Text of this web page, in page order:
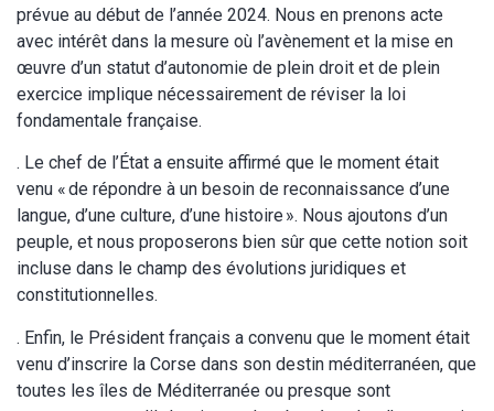
prévue au début de l’année 2024. Nous en prenons acte
avec intérêt dans la mesure où l’avènement et la mise en
œuvre d’un statut d’autonomie de plein droit et de plein
exercice implique nécessairement de réviser la loi
fondamentale française.
. Le chef de l’État a ensuite affirmé que le moment était
venu « de répondre à un besoin de reconnaissance d’une
langue, d’une culture, d’une histoire ». Nous ajoutons d’un
peuple, et nous proposerons bien sûr que cette notion soit
incluse dans le champ des évolutions juridiques et
constitutionnelles.
. Enfin, le Président français a convenu que le moment était
venu d’inscrire la Corse dans son destin méditerranéen, que
toutes les îles de Méditerranée ou presque sont